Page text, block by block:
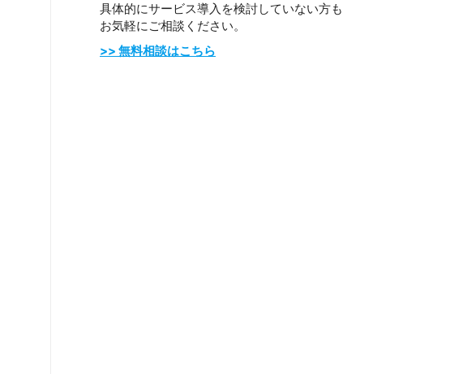
具体的にサービス導入を検討していない方も
お気軽にご相談ください。
>> 無料相談はこちら